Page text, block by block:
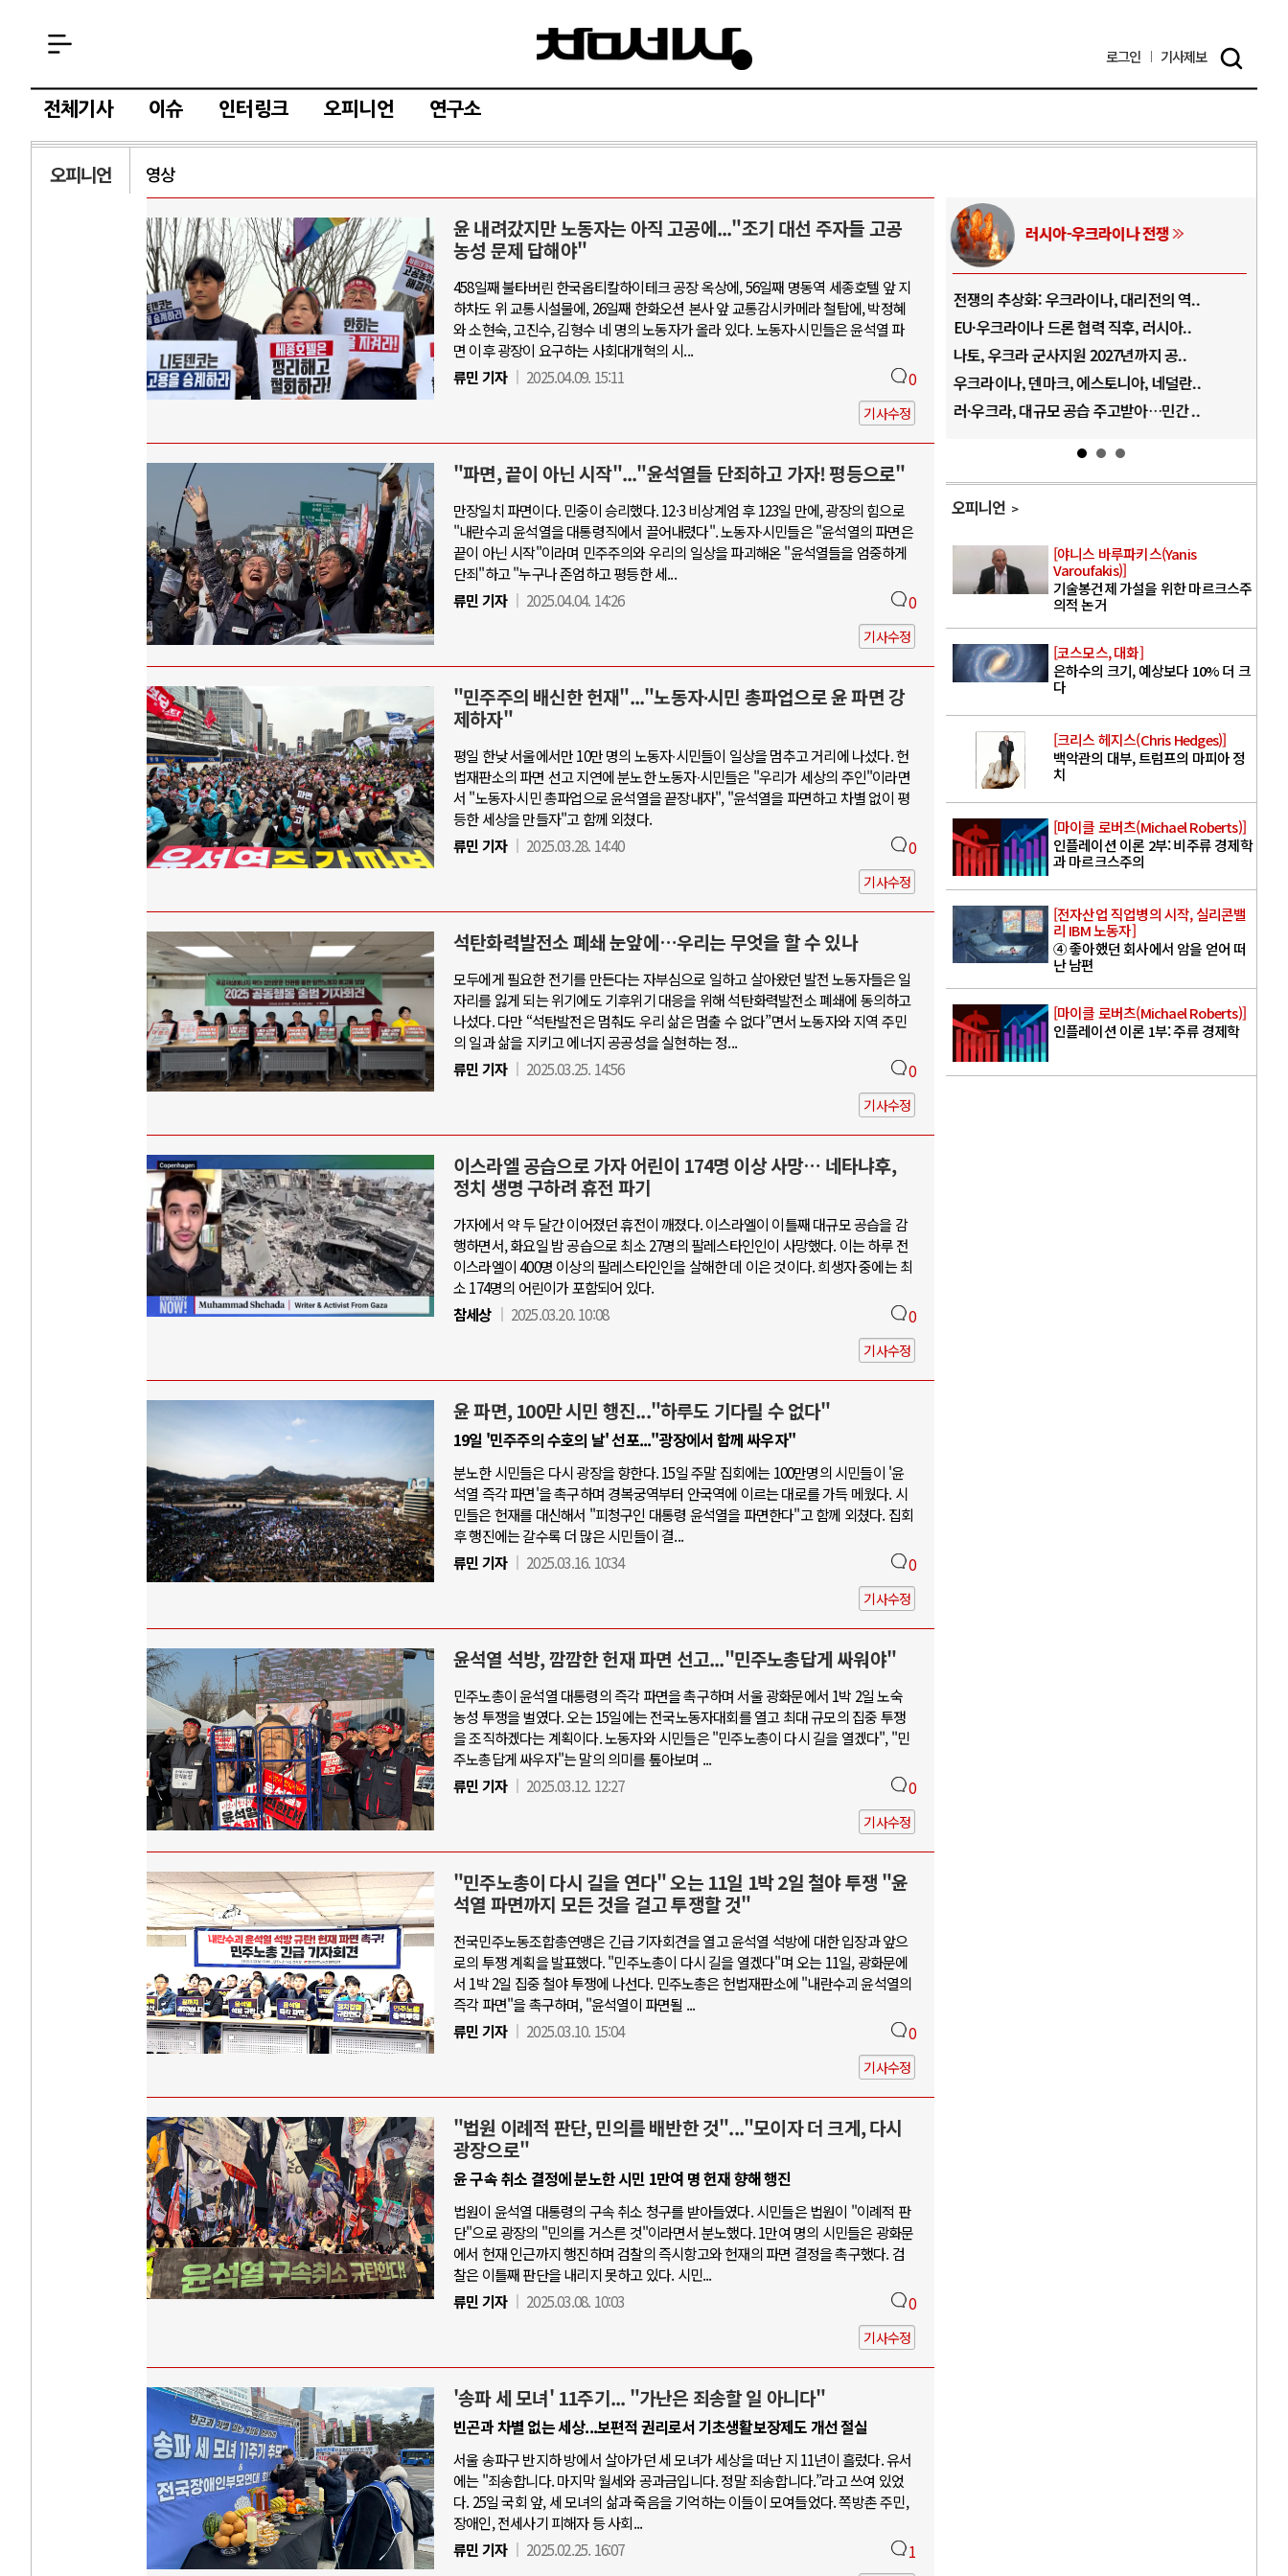
로그인 기사제보
전체기사 이슈 인터링크 오피니언 연구소
오피니언 영상
윤 내려갔지만 노동자는 아직 고공에..."조기 대선 주자들 고공
농성 문제 답해야"
458일째 불타버린 한국옵티칼하이테크 공장 옥상에, 56일째 명동역 세종호텔 앞 지
하차도 위 교통시설물에, 26일째 한화오션 본사 앞 교통감시카메라 철탑에, 박정혜
와 소현숙, 고진수, 김형수 네 명의 노동자가 올라 있다. 노동자·시민들은 윤석열 파
면 이후 광장이 요구하는 사회대개혁의 시...
류민 기자
2025.04.09. 15:11 0
기사수정
"파면, 끝이 아닌 시작"..."윤석열들 단죄하고 가자! 평등으로"
만장일치 파면이다. 민중이 승리했다. 12·3 비상계엄 후 123일 만에, 광장의 힘으로
"내란수괴 윤석열을 대통령직에서 끌어내렸다". 노동자∙시민들은 "윤석열의 파면은
끝이 아닌 시작"이라며 민주주의와 우리의 일상을 파괴해온 "윤석열들을 엄중하게
단죄"하고 "누구나 존엄하고 평등한 세...
류민 기자
2025.04.04. 14:26 0
기사수정
"민주주의 배신한 헌재"..."노동자∙시민 총파업으로 윤 파면 강
제하자"
평일 한낮 서울에서만 10만 명의 노동자∙시민들이 일상을 멈추고 거리에 나섰다. 헌
법재판소의 파면 선고 지연에 분노한 노동자∙시민들은 "우리가 세상의 주인"이라면
서 "노동자∙시민 총파업으로 윤석열을 끝장내자", "윤석열을 파면하고 차별 없이 평
등한 세상을 만들자"고 함께 외쳤다.
류민 기자
2025.03.28. 14:40 0
기사수정
석탄화력발전소 폐쇄 눈앞에…우리는 무엇을 할 수 있나
모두에게 필요한 전기를 만든다는 자부심으로 일하고 살아왔던 발전 노동자들은 일
자리를 잃게 되는 위기에도 기후위기 대응을 위해 석탄화력발전소 폐쇄에 동의하고
나섰다. 다만 “석탄발전은 멈춰도 우리 삶은 멈출 수 없다”면서 노동자와 지역 주민
의 일과 삶을 지키고 에너지 공공성을 실현하는 정...
류민 기자
2025.03.25. 14:56 0
기사수정
이스라엘 공습으로 가자 어린이 174명 이상 사망… 네타냐후,
정치 생명 구하려 휴전 파기
가자에서 약 두 달간 이어졌던 휴전이 깨졌다. 이스라엘이 이틀째 대규모 공습을 감
행하면서, 화요일 밤 공습으로 최소 27명의 팔레스타인인이 사망했다. 이는 하루 전
이스라엘이 400명 이상의 팔레스타인인을 살해한 데 이은 것이다. 희생자 중에는 최
소 174명의 어린이가 포함되어 있다.
참세상
2025.03.20. 10:08 0
기사수정
윤 파면, 100만 시민 행진..."하루도 기다릴 수 없다"
19일 '민주주의 수호의 날' 선포..."광장에서 함께 싸우자"
분노한 시민들은 다시 광장을 향한다. 15일 주말 집회에는 100만명의 시민들이 '윤
석열 즉각 파면'을 촉구하며 경복궁역부터 안국역에 이르는 대로를 가득 메웠다. 시
민들은 헌재를 대신해서 "피청구인 대통령 윤석열을 파면한다"고 함께 외쳤다. 집회
후 행진에는 갈수록 더 많은 시민들이 결...
류민 기자
2025.03.16. 10:34 0
기사수정
윤석열 석방, 깜깜한 헌재 파면 선고..."민주노총답게 싸워야"
민주노총이 윤석열 대통령의 즉각 파면을 촉구하며 서울 광화문에서 1박 2일 노숙
농성 투쟁을 벌였다. 오는 15일에는 전국노동자대회를 열고 최대 규모의 집중 투쟁
을 조직하겠다는 계획이다. 노동자와 시민들은 "민주노총이 다시 길을 열겠다", "민
주노총답게 싸우자"는 말의 의미를 톺아보며 ...
류민 기자
2025.03.12. 12:27 0
기사수정
"민주노총이 다시 길을 연다" 오는 11일 1박 2일 철야 투쟁 "윤
석열 파면까지 모든 것을 걸고 투쟁할 것"
전국민주노동조합총연맹은 긴급 기자회견을 열고 윤석열 석방에 대한 입장과 앞으
로의 투쟁 계획을 발표했다. "민주노총이 다시 길을 열겠다"며 오는 11일, 광화문에
서 1박 2일 집중 철야 투쟁에 나선다. 민주노총은 헌법재판소에 "내란수괴 윤석열의
즉각 파면"을 촉구하며, "윤석열이 파면될 ...
류민 기자
2025.03.10. 15:04 0
기사수정
"법원 이례적 판단, 민의를 배반한 것"..."모이자 더 크게, 다시
광장으로"
윤 구속 취소 결정에 분노한 시민 1만여 명 헌재 향해 행진
법원이 윤석열 대통령의 구속 취소 청구를 받아들였다. 시민들은 법원이 "이례적 판
단"으로 광장의 "민의를 거스른 것"이라면서 분노했다. 1만여 명의 시민들은 광화문
에서 헌재 인근까지 행진하며 검찰의 즉시항고와 헌재의 파면 결정을 촉구했다. 검
찰은 이틀째 판단을 내리지 못하고 있다. 시민...
류민 기자
2025.03.08. 10:03 0
기사수정
'송파 세 모녀' 11주기... "가난은 죄송할 일 아니다"
빈곤과 차별 없는 세상...보편적 권리로서 기초생활보장제도 개선 절실
서울 송파구 반지하 방에서 살아가던 세 모녀가 세상을 떠난 지 11년이 흘렀다. 유서
에는 "죄송합니다. 마지막 월세와 공과금입니다. 정말 죄송합니다.”라고 쓰여 있었
다. 25일 국회 앞, 세 모녀의 삶과 죽음을 기억하는 이들이 모여들었다. 쪽방촌 주민,
장애인, 전세사기 피해자 등 사회...
류민 기자
2025.02.25. 16:07 1
AI와 인간
중국 AI, 저가 공세로 글로벌 토큰 시..
AI 국부펀드 구상 놓고 미국 진보진영 ..
AI 데이터센터 반대 투쟁은 새로운 글로..
AI는 어떻게 미국 민주주의를 잠식하고 ..
러시아-우크라이나 전쟁
전쟁의 추상화: 우크라이나, 대리전의 역..
EU·우크라이나 드론 협력 직후, 러시아..
나토, 우크라 군사지원 2027년까지 공..
우크라이나, 덴마크, 에스토니아, 네덜란..
러·우크라, 대규모 공습 주고받아…민간 ..
오피니언
[야니스 바루파키스(Yanis
Varoufakis)]
기술봉건제 가설을 위한 마르크스주
의적 논거
[코스모스, 대화]
은하수의 크기, 예상보다 10% 더 크
다
[크리스 헤지스(Chris Hedges)]
백악관의 대부, 트럼프의 마피아 정
치
[마이클 로버츠(Michael Roberts)]
인플레이션 이론 2부: 비주류 경제학
과 마르크스주의
[전자산업 직업병의 시작, 실리콘밸
리 IBM 노동자]
④ 좋아했던 회사에서 암을 얻어 떠
난 남편
[마이클 로버츠(Michael Roberts)]
인플레이션 이론 1부: 주류 경제학